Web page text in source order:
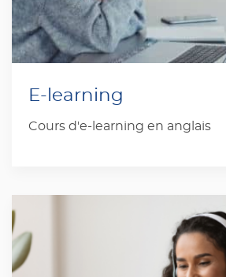
E-learning
Cours d'e-learning en anglais